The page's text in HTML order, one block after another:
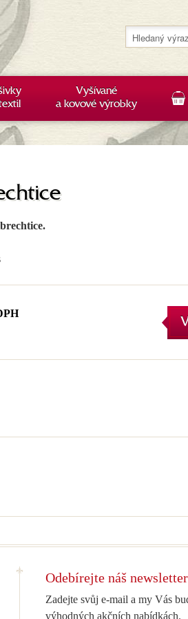
Odebírejte náš newsletter
Zadejte svůj e-mail a my Vás
výhodných akčních nabídkách.
Vyšívané
a kovové výrobky